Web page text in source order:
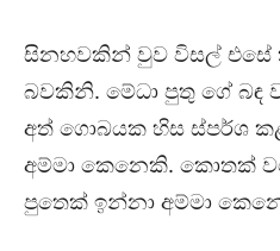
සිනහවකින් වුව විසල් එසේ
බවකිනි. මේධා පුතු ගේ බඳ
අත් ගොබයක හිස ස්පර්ශ
අම්මා කෙනෙකි. කොතක්
පුතෙක් ඉන්නා අම්මා